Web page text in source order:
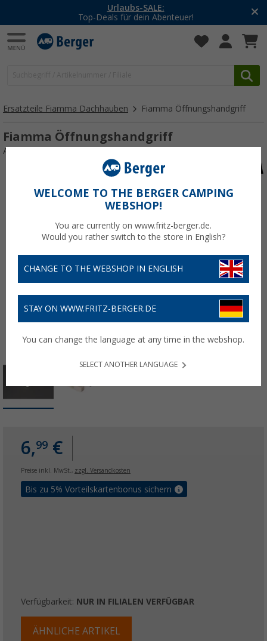
Urlaubs-SALE:
Top-Deals für dein Abenteuer!
Ersatzteile Fiamma Dachhauben Fiamma Öffnungshandgriff
Fiamma Öffnungshandgriff
Art.-Nr.: 702843
6,99 €
Preise inkl. MwSt., zzgl. Versandkosten
Bis zu 5% Vorteilskartenbonus sichern
Verfügbarkeit: NUR IN FILIALEN VERFÜGBAR
ÄHNLICHE ARTIKEL
WELCOME TO THE BERGER CAMPING
WEBSHOP!
You are currently on www.fritz-berger.de.
Would you rather switch to the store in English?
CHANGE TO THE WEBSHOP IN ENGLISH
STAY ON WWW.FRITZ-BERGER.DE
You can change the language at any time in the webshop.
SELECT ANOTHER LANGUAGE